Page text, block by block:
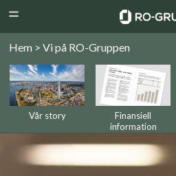
Menu
Hem > Vi på RO-Gruppen
Vår story
Finansiell
information